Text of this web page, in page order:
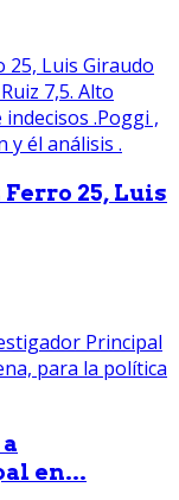
25, Luis
en...